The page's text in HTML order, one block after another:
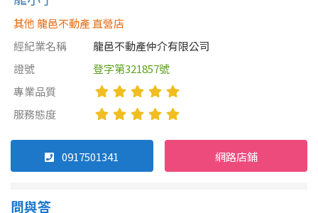
其他 龍邑不動產 直營店
經紀業名稱
龍邑不動產仲介有限公司
證號
登字第321857號
專業品質
服務態度
0917501341 網路店鋪
問與答